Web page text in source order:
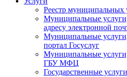
Реестр муниципальных
Муниципальные
адресу электронной
Муниципальные
портал Госуслуг
Муниципальные
ГБУ МФЦ
Государственные